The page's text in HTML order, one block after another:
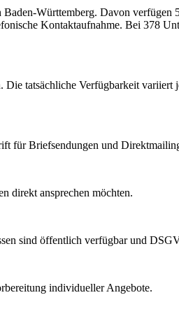
Baden-Württemberg. Davon verfügen
Kontaktaufnahme. Bei 378
Die tatsächliche Verfügbarkeit variiert
für Briefsendungen und
direkt ansprechen möchten.
sind öffentlich verfügbar und
individueller Angebote.